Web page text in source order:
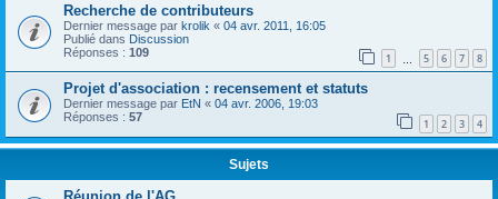
Recherche de contributeurs
Dernier message par krolik « 04 avr. 2011, 16:05
Publié dans Discussion
Réponses : 109 1 5 6 7 8
Projet d'association : recensement et statuts
Dernier message par EtN « 04 avr. 2006, 19:03
Réponses : 57 1 2 3 4
Sujets